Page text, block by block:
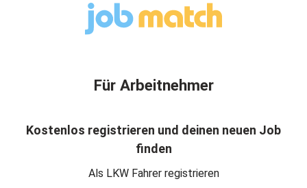
Für Arbeitnehmer
Kostenlos registrieren und deinen neuen Job
finden
Als LKW Fahrer registrieren